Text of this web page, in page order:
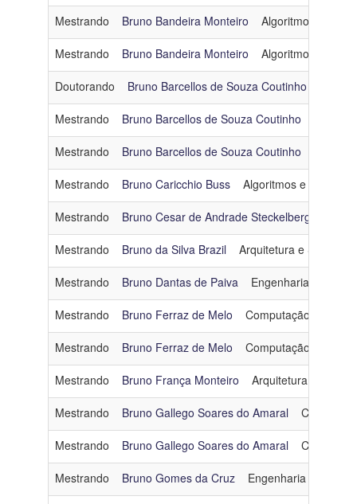
Mestrando Bruno Bandeira Monteiro Algoritmos e
Mestrando Bruno Bandeira Monteiro Algoritmos e
Doutorando Bruno Barcellos de Souza Coutinho
Mestrando Bruno Barcellos de Souza Coutinho
Mestrando Bruno Barcellos de Souza Coutinho
Mestrando Bruno Caricchio Buss Algoritmos e
Mestrando Bruno Cesar de Andrade Steckelberg
Mestrando Bruno da Silva Brazil Arquitetura e
Mestrando Bruno Dantas de Paiva Engenharia de
Mestrando Bruno Ferraz de Melo Computação Gráfica
Mestrando Bruno Ferraz de Melo Computação Gráfica
Mestrando Bruno França Monteiro Arquitetura e
Mestrando Bruno Gallego Soares do Amaral
Mestrando Bruno Gallego Soares do Amaral
Mestrando Bruno Gomes da Cruz Engenharia de